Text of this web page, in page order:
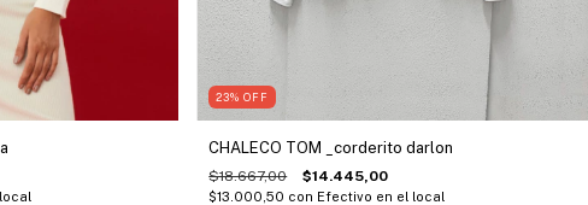
23%OFF
CHALECO TOM _corderito darlon
$18.667,00 $14.445,00
$13.000,50 con Efectivo en el local